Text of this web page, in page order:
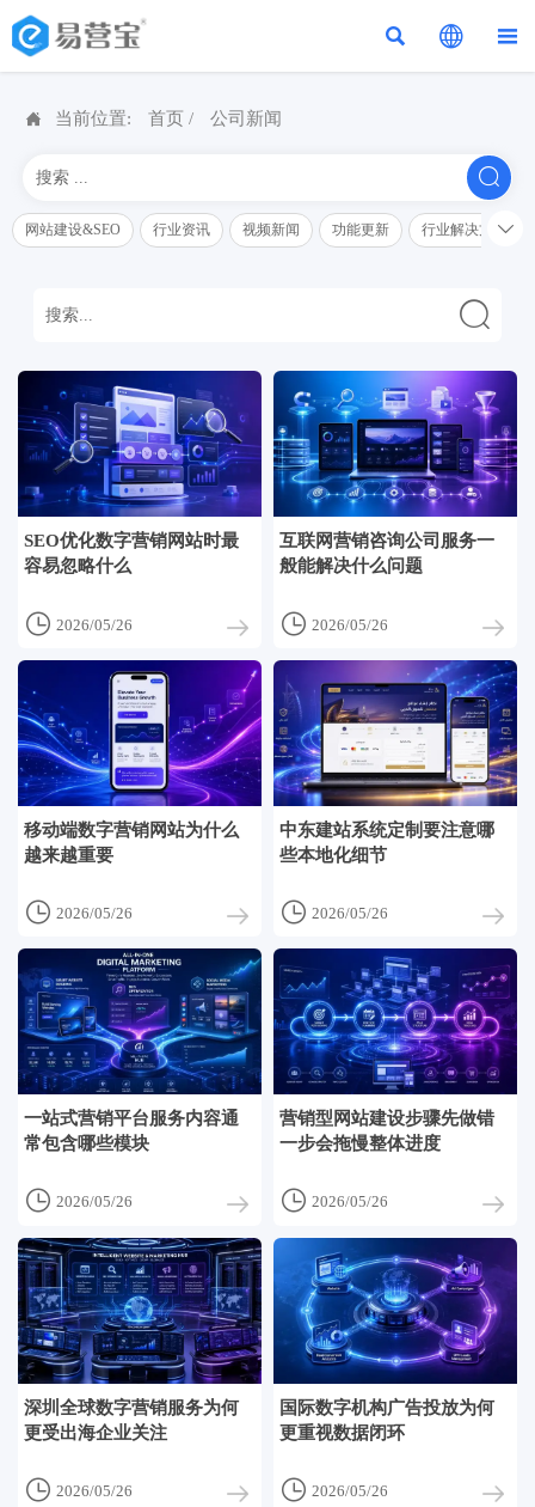
  
 当前位置: 首页 / 公司新闻

网站建设&SEO 行业资讯 视频新闻 功能更新 行业解决方案解读


SEO优化数字营销网站时最
容易忽略什么
 2026/05/26
互联网营销咨询公司服务一
般能解决什么问题
 2026/05/26
移动端数字营销网站为什么
越来越重要
 2026/05/26
中东建站系统定制要注意哪
些本地化细节
 2026/05/26
一站式营销平台服务内容通
常包含哪些模块
 2026/05/26
营销型网站建设步骤先做错
一步会拖慢整体进度
 2026/05/26
深圳全球数字营销服务为何
更受出海企业关注
 2026/05/26
国际数字机构广告投放为何
更重视数据闭环
 2026/05/26